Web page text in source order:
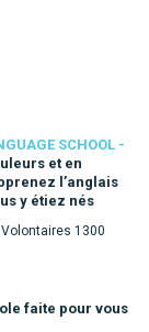
SCHOOL -
et en
l’anglais
y étiez nés
1300
faite pour vous